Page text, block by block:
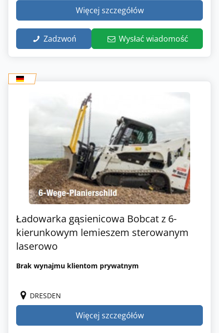
Więcej szczegółów
Zadzwoń Wysłać wiadomość
Ładowarka gąsienicowa Bobcat z 6-
kierunkowym lemieszem sterowanym
laserowo
Brak wynajmu klientom prywatnym
DRESDEN
Więcej szczegółów